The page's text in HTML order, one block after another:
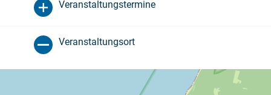
Veranstaltungstermine
Veranstaltungsort